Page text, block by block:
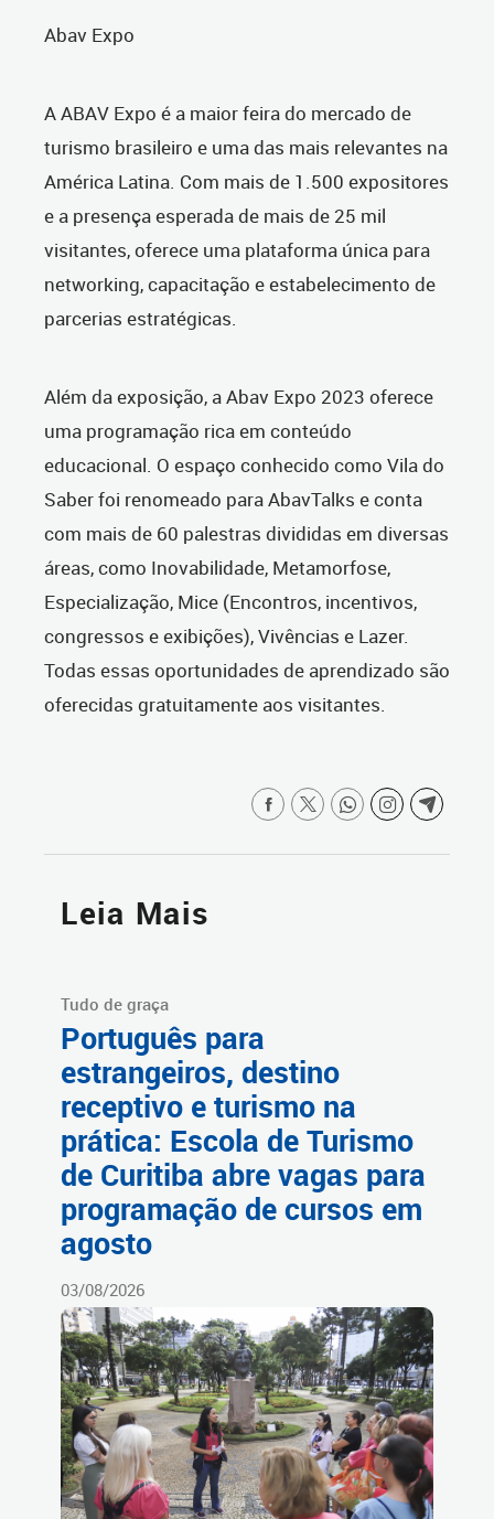
Abav Expo
A ABAV Expo é a maior feira do mercado de
turismo brasileiro e uma das mais relevantes na
América Latina. Com mais de 1.500 expositores
e a presença esperada de mais de 25 mil
visitantes, oferece uma plataforma única para
networking, capacitação e estabelecimento de
parcerias estratégicas.
Além da exposição, a Abav Expo 2023 oferece
uma programação rica em conteúdo
educacional. O espaço conhecido como Vila do
Saber foi renomeado para AbavTalks e conta
com mais de 60 palestras divididas em diversas
áreas, como Inovabilidade, Metamorfose,
Especialização, Mice (Encontros, incentivos,
congressos e exibições), Vivências e Lazer.
Todas essas oportunidades de aprendizado são
oferecidas gratuitamente aos visitantes.
Leia Mais
Tudo de graça
Português para
estrangeiros, destino
receptivo e turismo na
prática: Escola de Turismo
de Curitiba abre vagas para
programação de cursos em
agosto
03/08/2026